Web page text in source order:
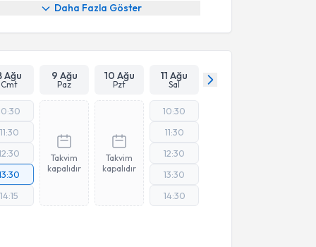
Daha Fazla Göster
Ağu
Cmt
9 Ağu
Paz
10 Ağu
Pzt
11 Ağu
Sal
11:30
14:15
Takvim
kapalıdır
Takvim
kapalıdır
10:30
11:30
12:30
13:30
14:30